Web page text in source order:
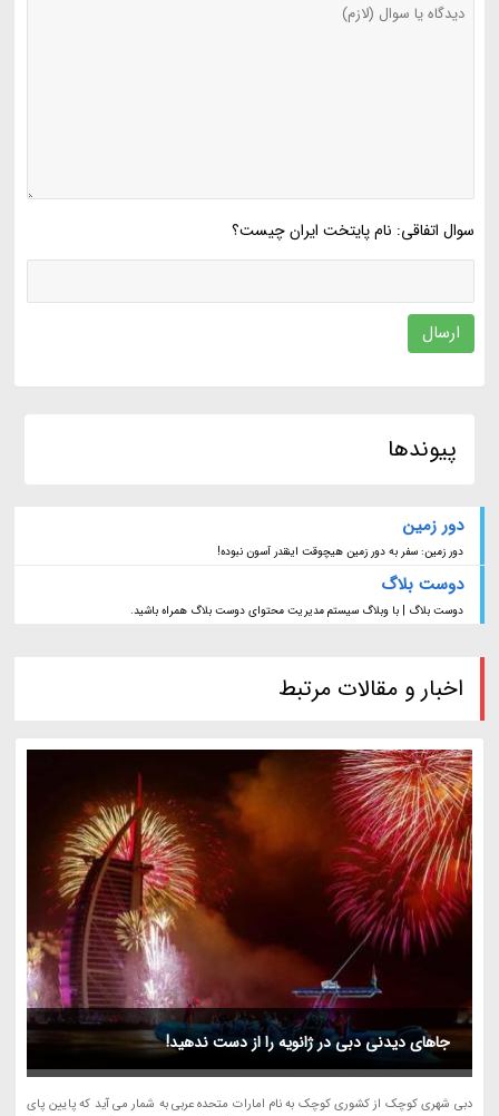
سوال اتفاقی: نام پایتخت ایران چیست؟
ارسال
پیوندها
دور زمین
دور زمین: سفر به دور زمین هیچوقت اینقدر آسون نبوده!
دوست بلاگ
دوست بلاگ | با وبلاگ سیستم مدیریت محتوای دوست بلاگ همراه باشید.
اخبار و مقالات مرتبط
جاهای دیدنی دبی در ژانویه را از دست ندهید!
دبی شهری کوچک از کشوری کوچک به نام امارات متحده عربی به شمار می آید که پایین پای